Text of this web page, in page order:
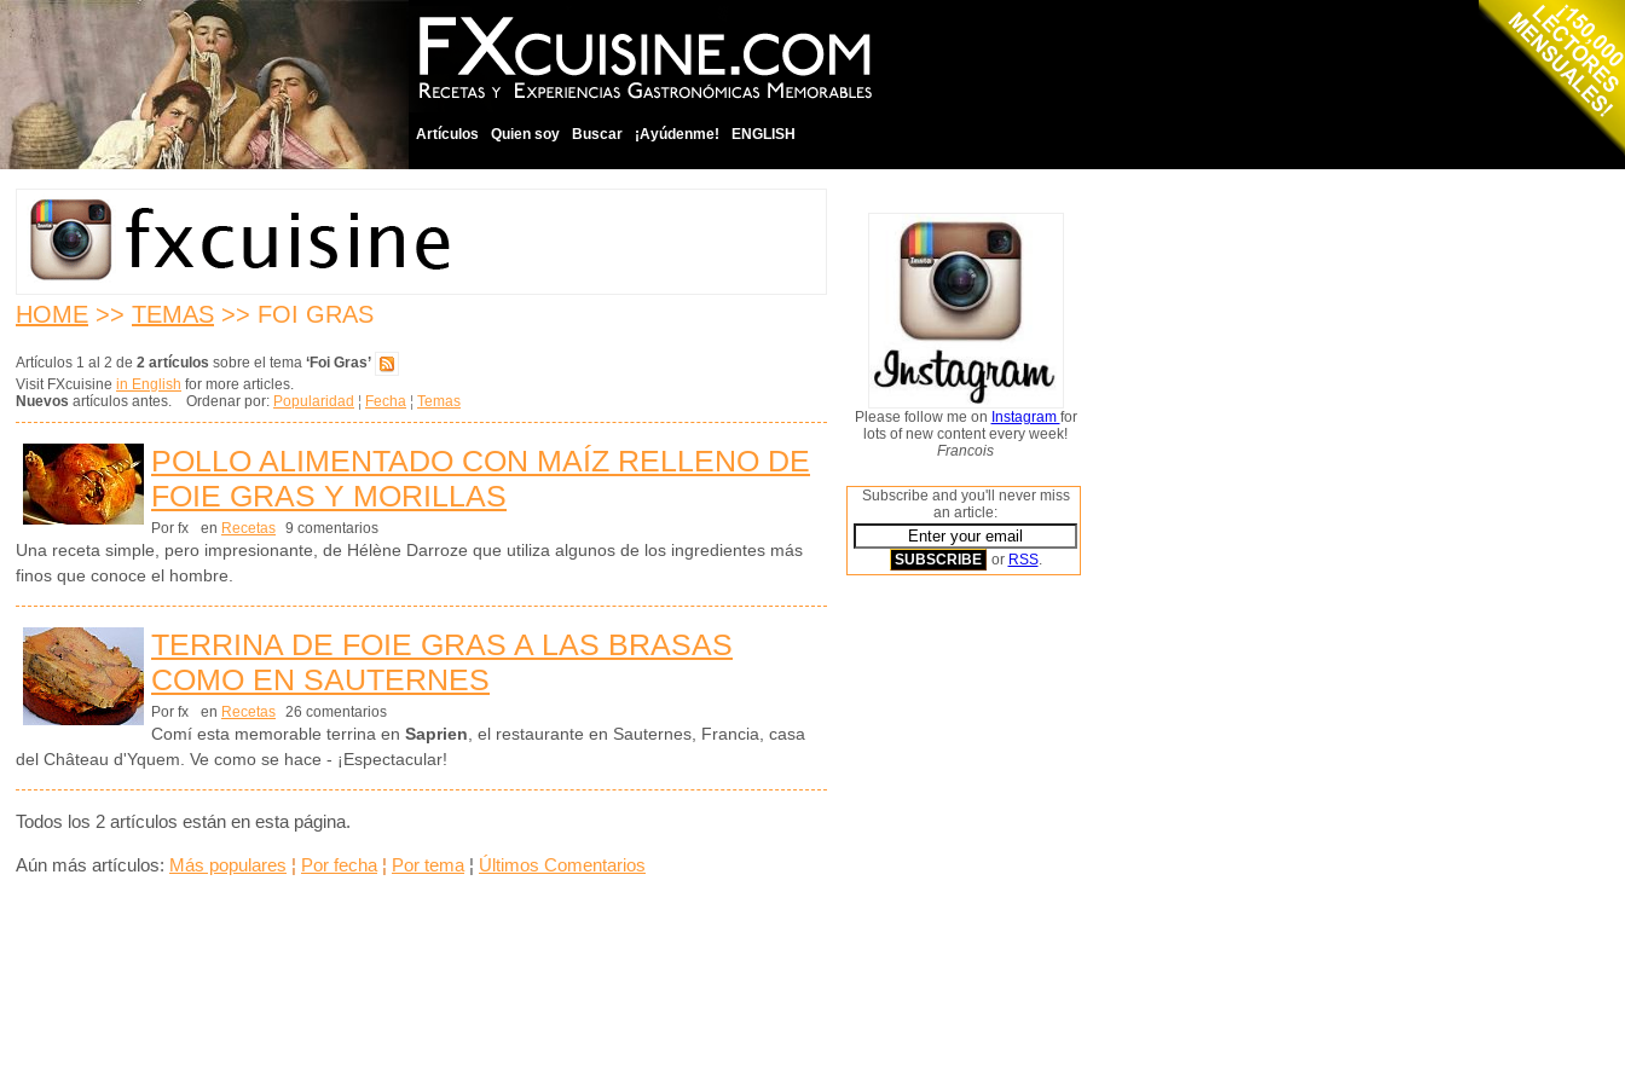
Artículos Quien soy Buscar ¡Ayúdenme! ENGLISH
HOME >> TEMAS >> FOI GRAS
Artículos 1 al 2 de 2 artículos sobre el tema ‘Foi Gras’
Visit FXcuisine in English for more articles.
Nuevos artículos antes. Ordenar por: Popularidad ¦ Fecha ¦ Temas
POLLO ALIMENTADO CON MAÍZ RELLENO DE
FOIE GRAS Y MORILLAS
Por fx en Recetas 9 comentarios
Una receta simple, pero impresionante, de Hélène Darroze que utiliza algunos de los ingredientes más
finos que conoce el hombre.
TERRINA DE FOIE GRAS A LAS BRASAS
COMO EN SAUTERNES
Por fx en Recetas 26 comentarios
Comí esta memorable terrina en Saprien, el restaurante en Sauternes, Francia, casa
del Château d'Yquem. Ve como se hace - ¡Espectacular!
Todos los 2 artículos están en esta página.
Aún más artículos: Más populares ¦ Por fecha¦ Por tema¦ Últimos Comentarios
Please follow me on Instagram for
lots of new content every week!
Francois
Subscribe and you'll never miss
an article:
or RSS.